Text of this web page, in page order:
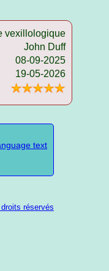
vexillologique
John Duff
08-09-2025
19-05-2026
text
réservés